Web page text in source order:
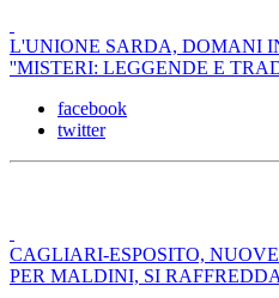
L'UNIONE SARDA, DOMANI
''MISTERI: LEGGENDE E
facebook
twitter
CAGLIARI-ESPOSITO,
PER MALDINI, SI